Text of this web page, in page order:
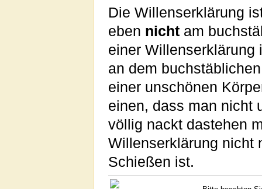
Die Willenserklärung
eben nicht am
einer
an dem
einer unschönen
einen, dass man nicht
völlig nackt dastehen
Willenserklärung nicht
Schießen ist.